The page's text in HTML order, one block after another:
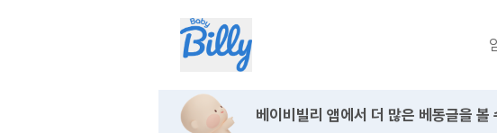
베이비빌리 앱에서 더 많은 베동글을 볼